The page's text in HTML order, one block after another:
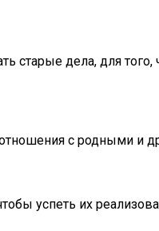
старые дела, для
с родными и
успеть их